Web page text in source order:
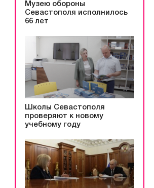
Музею обороны
Севастополя исполнилось
66 лет
Школы Севастополя
проверяют к новому
учебному году